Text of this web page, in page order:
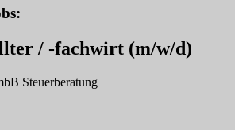
/ -fachwirt (m/w/d)
Steuerberatung